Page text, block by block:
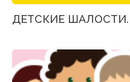
ДЕТСКИЕ ШАЛОСТИ.